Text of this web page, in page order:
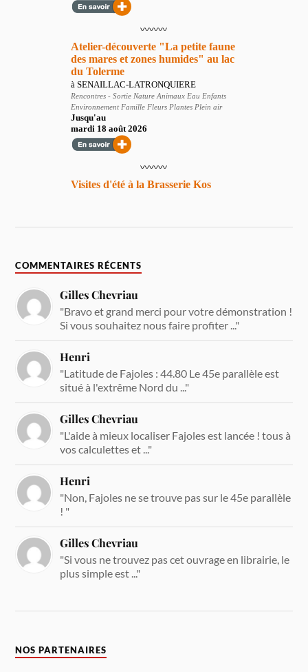
COMMENTAIRES RÉCENTS
Gilles Chevriau
"Bravo et grand merci pour votre démonstration !
Si vous souhaitez nous faire profiter ..."
Henri
"Latitude de Fajoles : 44.80 Le 45e parallèle est
situé à l'extrême Nord du ..."
Gilles Chevriau
"L'aide à mieux localiser Fajoles est lancée ! tous à
vos calculettes et ..."
Henri
"Non, Fajoles ne se trouve pas sur le 45e parallèle
! "
Gilles Chevriau
"Si vous ne trouvez pas cet ouvrage en librairie, le
plus simple est ..."
NOS PARTENAIRES